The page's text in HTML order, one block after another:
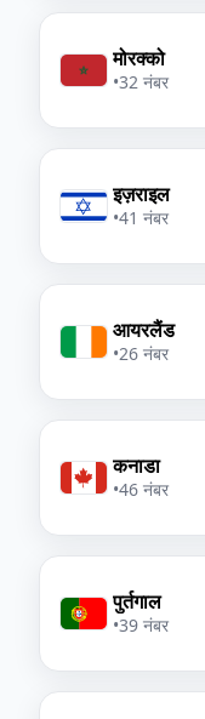
मोरक्को
•32 नंबर
इज़राइल
•41 नंबर
आयरलैंड
•26 नंबर
कनाडा
•46 नंबर
पुर्तगाल
•39 नंबर